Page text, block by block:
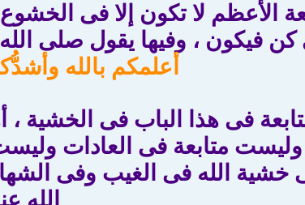
الأعظم لا تكون إلا فى
فيكون ، وفيها يقول صلى
أعلمكم بالله
فى هذا الباب فى
وليست متابعة فى العادات
خشية الله فى الغيب وفى
الله